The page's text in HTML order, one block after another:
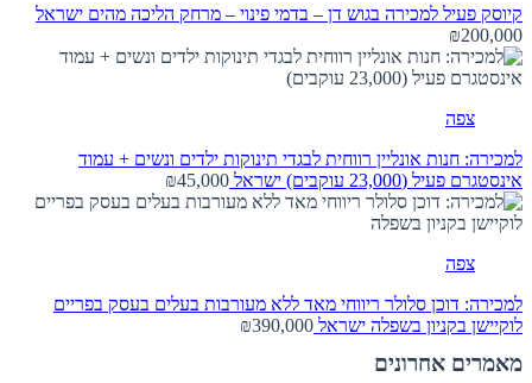
קיוסק פעיל למכירה בגוש דן – בדמי פינוי – מרחק הליכה מהים ישראל
₪200,000
צפה
למכירה: חנות אונליין רווחית לבגדי תינוקות ילדים ונשים + עמוד
אינסטגרם פעיל (23,000 עוקבים)
ישראל ₪45,000
צפה
למכירה: דוכן סלולר ריווחי מאד ללא מעורבות בעלים בעסק בפריים
לוקיישן בקניון בשפלה ישראל ₪390,000
מאמרים אחרונים